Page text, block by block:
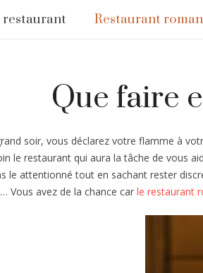
Restaurant
Que faire
soir, vous déclarez votre flamme à
le restaurant qui aura la tâche de vous
le attentionné tout en sachant rester
Vous avez de la chance car le restaurant